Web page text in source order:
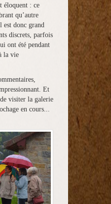
éloquent : ce
qu’autre
est donc grand
discrets, parfois
ont été pendant
la vie
Et
visiter la galerie
en cours...